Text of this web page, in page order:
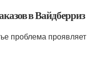
в Вайдберриз
проблема проявляет